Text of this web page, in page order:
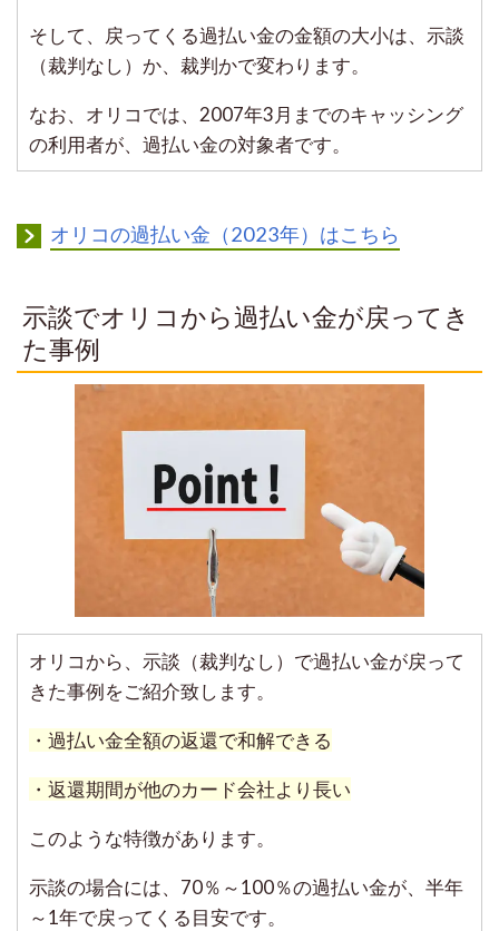
そして、戻ってくる過払い金の金額の大小は、示談
（裁判なし）か、裁判かで変わります。
なお、オリコでは、2007年3月までのキャッシング
の利用者が、過払い金の対象者です。
オリコの過払い金（2023年）はこちら
示談でオリコから過払い金が戻ってき
た事例
オリコから、示談（裁判なし）で過払い金が戻って
きた事例をご紹介致します。
・過払い金全額の返還で和解できる
・返還期間が他のカード会社より長い
このような特徴があります。
示談の場合には、70％～100％の過払い金が、半年
～1年で戻ってくる目安です。